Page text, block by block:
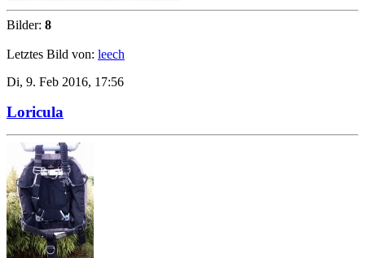
Bilder: 8
Letztes Bild von: leech
Di, 9. Feb 2016, 17:56
Loricula